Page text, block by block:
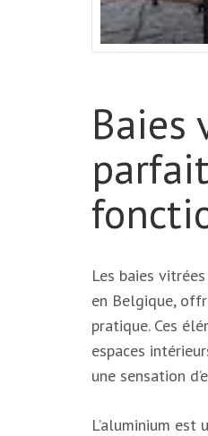
Baies
Les baies
en Belgique,
pratique. Ces
espaces
une sensation
L’aluminium